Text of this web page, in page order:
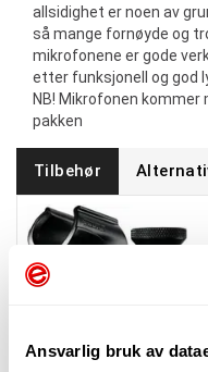
Ansvarlig bruk av
allsidighet er noen av
så mange fornøyde og
mikrofonene er gode
etter funksjonell og god
NB! Mikrofonen kommer
pakken
Tilbehør